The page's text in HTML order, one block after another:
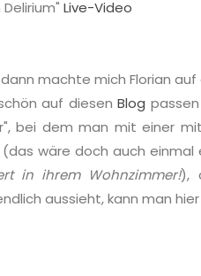
Delirium" Live-Video
machte mich Florian
auf diesenBlog
bei dem man mit einer
(das wäre doch auch einmal
in ihrem Wohnzimmer!),
aussieht, kann man